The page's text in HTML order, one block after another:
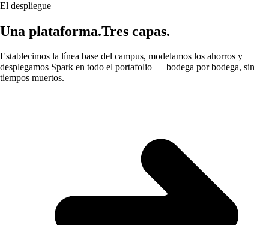
El despliegue
Una plataforma.Tres capas.
Establecimos la línea base del campus, modelamos los ahorros y
desplegamos Spark en todo el portafolio — bodega por bodega, sin
tiempos muertos.